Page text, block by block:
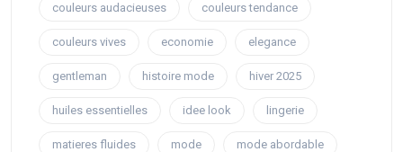
couleurs audacieuses couleurs tendance
couleurs vives economie elegance
gentleman histoire mode hiver 2025
huiles essentielles idee look lingerie
matieres fluides mode mode abordable